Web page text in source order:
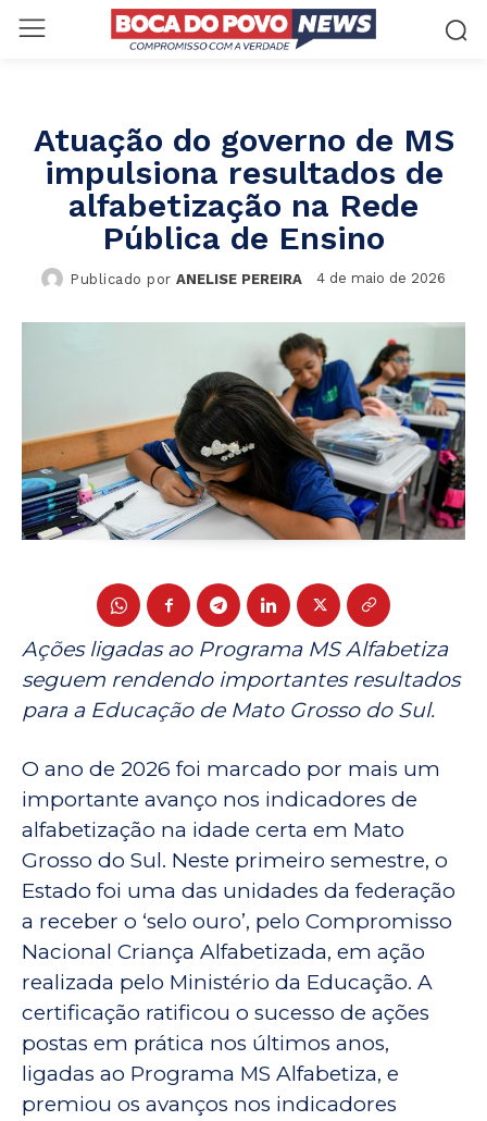
Atuação do governo de MS
impulsiona resultados de
alfabetização na Rede
Pública de Ensino
Publicado por ANELISE PEREIRA 4 de maio de 2026
Ações ligadas ao Programa MS Alfabetiza
seguem rendendo importantes resultados
para a Educação de Mato Grosso do Sul.
O ano de 2026 foi marcado por mais um
importante avanço nos indicadores de
alfabetização na idade certa em Mato
Grosso do Sul. Neste primeiro semestre, o
Estado foi uma das unidades da federação
a receber o ‘selo ouro’, pelo Compromisso
Nacional Criança Alfabetizada, em ação
realizada pelo Ministério da Educação. A
certificação ratificou o sucesso de ações
postas em prática nos últimos anos,
ligadas ao Programa MS Alfabetiza, e
premiou os avanços nos indicadores